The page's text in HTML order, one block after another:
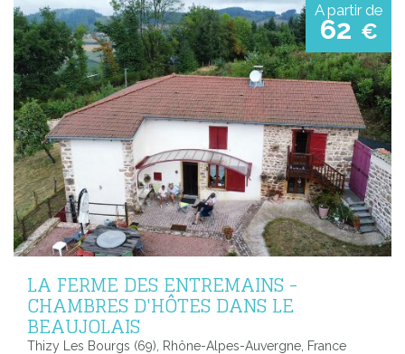
A partir de
62 €
LA FERME DES ENTREMAINS -
CHAMBRES D'HÔTES DANS LE
BEAUJOLAIS
Thizy Les Bourgs (69), Rhône-Alpes-Auvergne, France